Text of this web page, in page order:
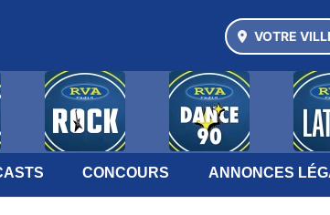
VOTRE
CONCOURS ANNONCES